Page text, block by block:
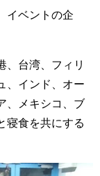
イベントの企
、台湾、フィリ
、インド、オー
、メキシコ、ブ
寝食を共にする